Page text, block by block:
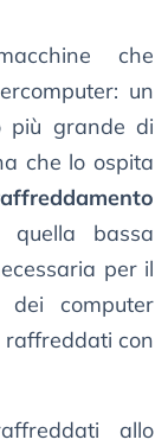
che
un
più grande di
che lo ospita
bassa
per il
dei computer
raffreddati con
allo